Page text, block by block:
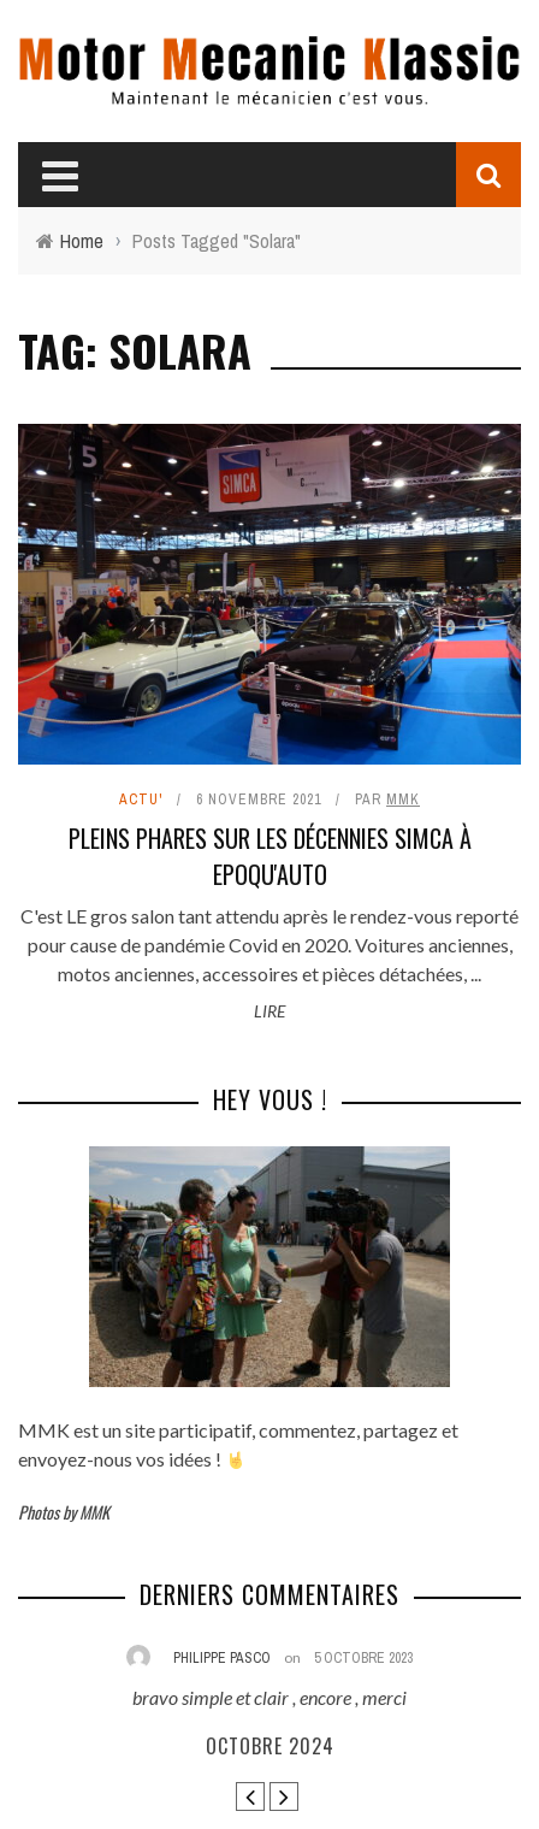
Home › Posts Tagged "Solara"
TAG: SOLARA
ACTU' 6 NOVEMBRE 2021 PAR MMK
PLEINS PHARES SUR LES DÉCENNIES SIMCA À
EPOQU'AUTO
C'est LE gros salon tant attendu après le rendez-vous reporté
pour cause de pandémie Covid en 2020. Voitures anciennes,
motos anciennes, accessoires et pièces détachées, ...
LIRE
HEY VOUS !
MMK est un site participatif, commentez, partagez et
envoyez-nous vos idées !
Photos by MMK
DERNIERS COMMENTAIRES
PHILIPPE PASCO on 5 OCTOBRE 2023
bravo simple et clair , encore , merci
OCTOBRE 2024